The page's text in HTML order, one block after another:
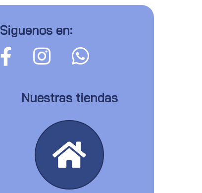
Siguenos en:
Nuestras tiendas